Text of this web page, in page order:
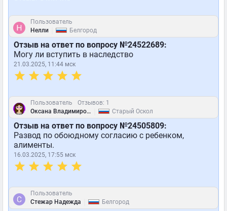
Пользователь
Нелли
Белгород
Отзыв на ответ по вопросу №24522689:
Могу ли вступить в наследство
21.03.2025, 11:44 мск
Пользователь
Отзывов: 1
Оксана Владимировна
Старый Оскол
Отзыв на ответ по вопросу №24505809:
Развод по обоюдному согласию с ребенком,
алименты.
16.03.2025, 17:55 мск
Пользователь
Стежар Надежда
Белгород